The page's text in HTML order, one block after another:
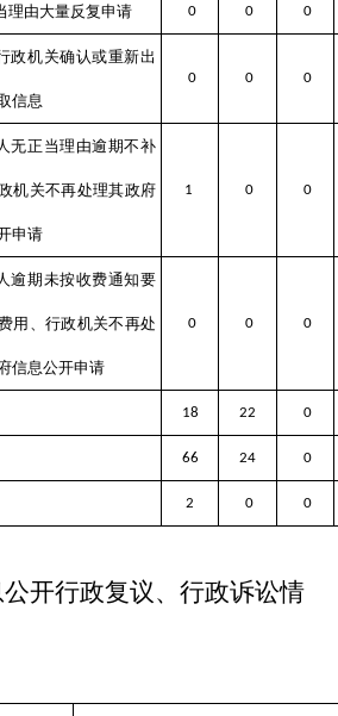
理由大量反复申请 0 0 0
政机关确认或重新出
信息
0 0 0
无正当理由逾期不补
机关不再处理其政府
申请
1 0 0
逾期未按收费通知要
用、行政机关不再处
信息公开申请
0 0 0
18 22 0
66 24 0
2 0 0
开行政复议、行政诉讼情